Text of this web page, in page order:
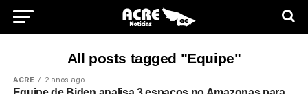
All posts tagged "Equipe"
ACRE 2 anos ago